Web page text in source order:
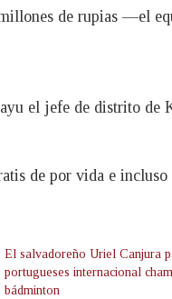
de rupias —el
el jefe de distrito de
de por vida e incluso
El salvadoreño Uriel Canjura
portugueses internacional
bádminton